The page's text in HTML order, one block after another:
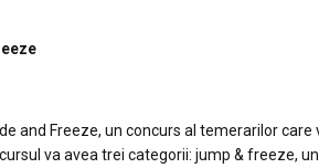
and Freeze, un concurs al temerarilor
va avea trei categorii: jump & freeze,